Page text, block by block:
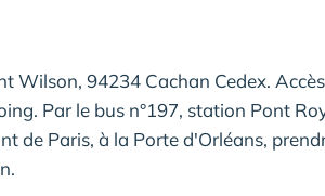
Wilson, 94234 Cachan Cedex.
Par le bus n°197, station Pont
de Paris, à la Porte d'Orléans,